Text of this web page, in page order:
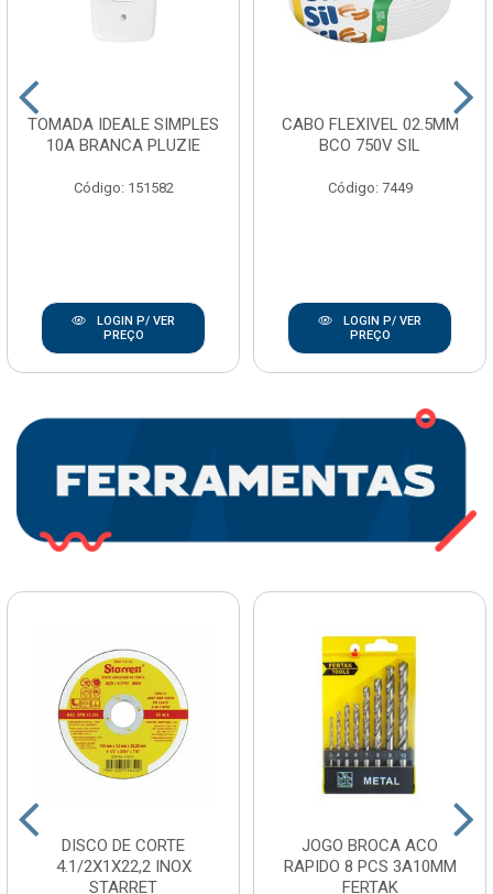
TOMADA IDEALE SIMPLES
10A BRANCA PLUZIE
Código: 151582
LOGIN P/ VER
PREÇO
CABO FLEXIVEL 02.5MM
BCO 750V SIL
Código: 7449
LOGIN P/ VER
PREÇO
DISCO DE CORTE
4.1/2X1X22,2 INOX
STARRET
JOGO BROCA ACO
RAPIDO 8 PCS 3A10MM
FERTAK